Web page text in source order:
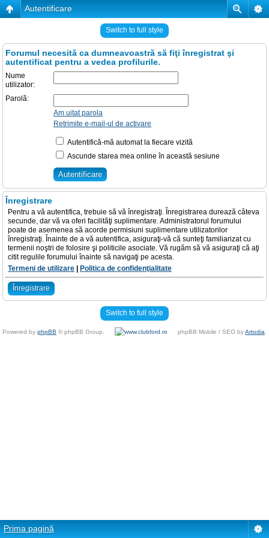
Autentificare
Switch to full style
Forumul necesită ca dumneavoastră să fiţi înregistrat şi
autentificat pentru a vedea profilurile.
Nume
utilizator:
Parolă:
Am uitat parola
Retrimite e-mail-ul de activare
Autentifică-mă automat la fiecare vizită
Ascunde starea mea online în această sesiune
Înregistrare
Pentru a vă autentifica, trebuie să vă înregistraţi. Înregistrarea durează câteva
secunde, dar vă va oferi facilităţi suplimentare. Administratorul forumului
poate de asemenea să acorde permisiuni suplimentare utilizatorilor
înregistraţi. Înainte de a vă autentifica, asiguraţi-vă că sunteţi familiarizat cu
termenii noştri de folosire şi politicile asociate. Vă rugăm să vă asiguraţi că aţi
citit regulile forumului înainte să navigaţi pe acesta.
Termeni de utilizare
Politica de confidenţialitate
Înregistrare
Switch to full style
Powered by phpBB © phpBB Group. phpBB Mobile / SEO byArtodia
Prima pagină